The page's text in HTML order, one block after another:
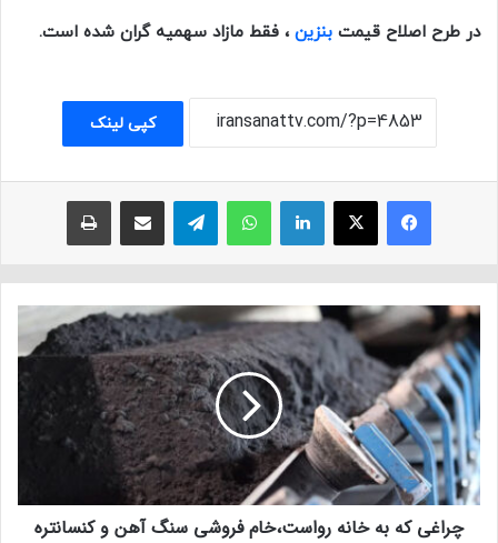
در طرح اصلاح قیمت بنزین، فقط مازاد سهمیه گران شده است.
کپی لینک
فیسبوک ایکس لینکداین واتس آپ تلگرام
چراغی که به خانه رواست،خام فروشی سنگ آهن و کنسانتره